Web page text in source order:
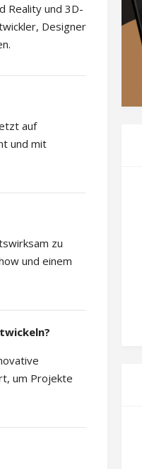
Reality und 3D-
Designer
auf
und mit
zu
und einem
um Projekte